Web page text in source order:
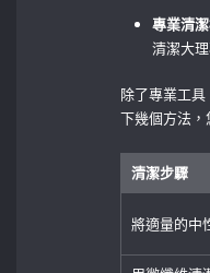
專業清
清潔大
除了專業工
下幾個方法，
清潔步驟
將適量的中